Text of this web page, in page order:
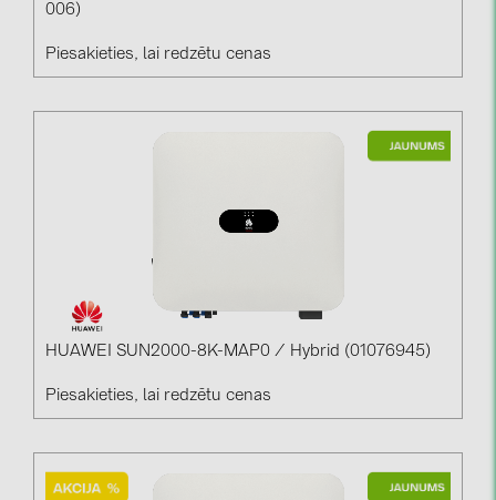
006)
Piesakieties, lai redzētu cenas
HUAWEI SUN2000-8K-MAP0 / Hybrid (01076945)
Piesakieties, lai redzētu cenas